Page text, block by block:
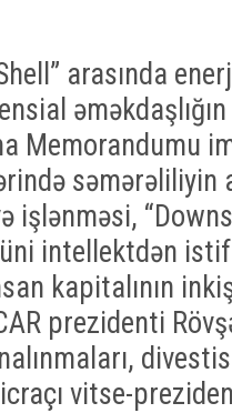
arasında
Memorandumu
səmərəliliyin
işlənməsi,
intellektdən
kapitalının
prezidenti
vitse-